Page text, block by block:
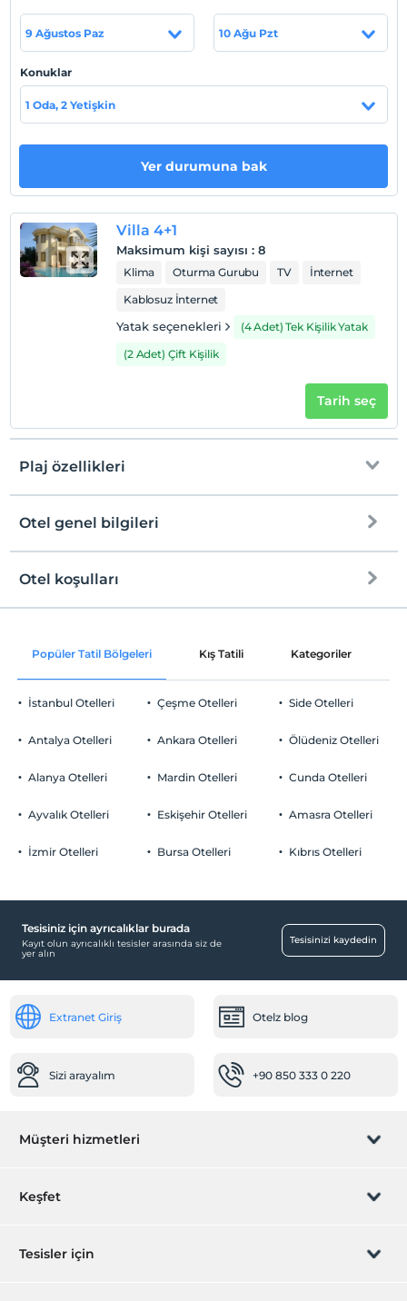
Tesis lokasyon bilgileri
Muğla Dalyan'da konumlanmaktadır.
En erken saat 16:00 ve sonrası
Check/out
En geç saat 10:00 ve öncesi
Evcil hayvan kabul edilmemektedir.
Çocuklar
Her bir oda için 1. çocuk 17 yaşına kadar ücretsizdir
Her bir oda için 2. çocuk 17 yaşına kadar ücretsizdir
9 Ağustos Paz 10 Ağu Pzt
Konuklar
1 Oda, 2 Yetişkin
Yer durumuna bak
Villa 4+1
Maksimum kişi sayısı : 8
Klima Oturma Gurubu TV
İnternet
Kablosuz İnternet
Yatak seçenekleri
(4 Adet) Tek Kişilik Yatak
(2 Adet) Çift Kişilik
Tarih seç
Plaj özellikleri
Plaja 10 km mesafededir
Kum plaj
Otel genel bilgileri
Ortak alanlar ve tüm odalar
Otopark
Ücretsiz Halka Açık Otopark
Havuz
Bahçe
Bebek karyolası
Hızlı check-in/check-out
Aile odaları
Otel koşulları
Check/in
Check/out
En geç saat 10:00 ve öncesi
Evcil Hayvan
2 yaşına kadar olan bebekler ücretsizdir.
Her bir oda için 2. çocuk 17 yaşına kadar ücretsizdir
Popüler Tatil Bölgeleri Kış Tatili Kategoriler
İstanbul Otelleri
Antalya Otelleri
Alanya Otelleri
Ayvalık Otelleri
İzmir Otelleri
Çeşme Otelleri
Ankara Otelleri
Mardin Otelleri
Eskişehir Otelleri
Bursa Otelleri
Side Otelleri
Ölüdeniz Otelleri
Cunda Otelleri
Amasra Otelleri
Kıbrıs Otelleri
Tesisiniz için ayrıcalıklar burada
Kayıt olun ayrıcalıklı tesisler arasında siz de
yer alın
Tesisinizi kaydedin
Extranet Giriş Otelz blog
Sizi arayalım +90 850 333 0 220
Müşteri hizmetleri
Rezervasyon yönet
Keşfet
Hediye Kart
Tesisler için